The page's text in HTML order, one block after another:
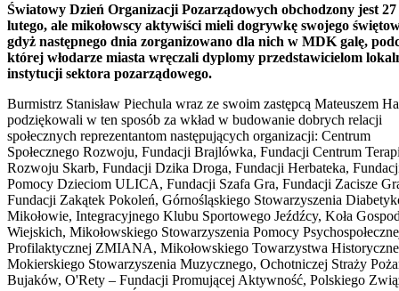
Światowy Dzień Organizacji Pozarządowych obchodzony jest 27
lutego, ale mikołowscy aktywiści mieli dogrywkę swojego
gdyż następnego dnia zorganizowano dla nich w MDK galę,
której włodarze miasta wręczali dyplomy przedstawicielom
instytucji sektora pozarządowego.
Burmistrz Stanisław Piechula wraz ze swoim zastępcą Mateuszem
podziękowali w ten sposób za wkład w budowanie dobrych relacji
społecznych reprezentantom następujących organizacji: Centrum
Społecznego Rozwoju, Fundacji Brajlówka, Fundacji Centrum
Rozwoju Skarb, Fundacji Dzika Droga, Fundacji Herbateka,
Pomocy Dzieciom ULICA, Fundacji Szafa Gra, Fundacji Zacisze
Fundacji Zakątek Pokoleń, Górnośląskiego Stowarzyszenia
Mikołowie, Integracyjnego Klubu Sportowego Jeźdźcy, Koła
Wiejskich, Mikołowskiego Stowarzyszenia Pomocy
Profilaktycznej ZMIANA, Mikołowskiego Towarzystwa
Mokierskiego Stowarzyszenia Muzycznego, Ochotniczej Straży
Bujaków, O'Rety – Fundacji Promującej Aktywność, Polskiego